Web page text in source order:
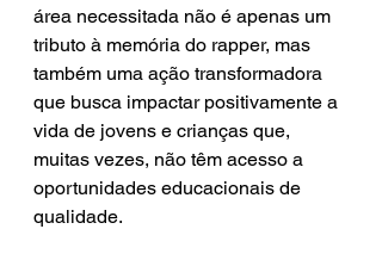
área necessitada não é apenas um
tributo à memória do rapper, mas
também uma ação transformadora
que busca impactar positivamente a
vida de jovens e crianças que,
muitas vezes, não têm acesso a
oportunidades educacionais de
qualidade.